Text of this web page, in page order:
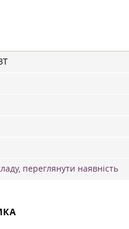
переглянути наявність